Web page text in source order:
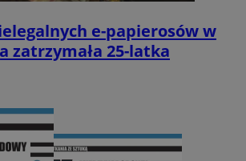
e-papierosów w
zatrzymała 25-latka